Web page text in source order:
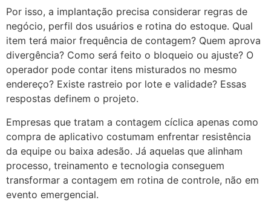
Por isso, a implantação precisa considerar regras de
negócio, perfil dos usuários e rotina do estoque. Qual
item terá maior frequência de contagem? Quem aprova
divergência? Como será feito o bloqueio ou ajuste? O
operador pode contar itens misturados no mesmo
endereço? Existe rastreio por lote e validade? Essas
respostas definem o projeto.
Empresas que tratam a contagem cíclica apenas como
compra de aplicativo costumam enfrentar resistência
da equipe ou baixa adesão. Já aquelas que alinham
processo, treinamento e tecnologia conseguem
transformar a contagem em rotina de controle, não em
evento emergencial.